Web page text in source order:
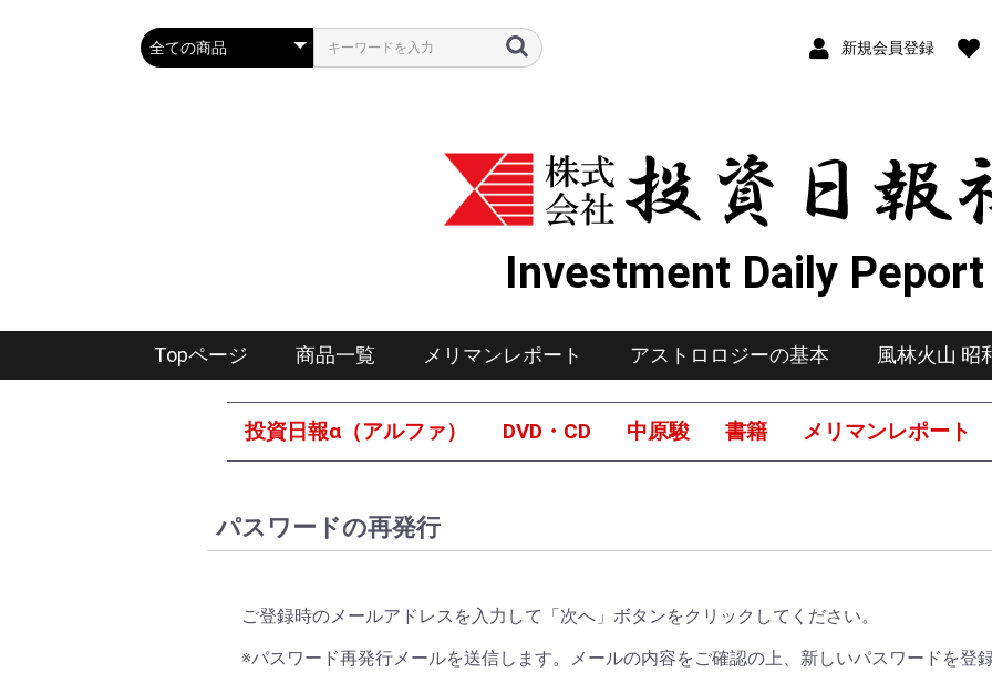
新規会員登録
Investment Daily Peport
Topページ 商品一覧 メリマンレポート アストロロジーの基本 風林火山 昭
投資日報α（アルファ） DVD・CD 中原駿 書籍 メリマンレポート
パスワードの再発行
ご登録時のメールアドレスを入力して「次へ」ボタンをクリックしてください。
※パスワード再発行メールを送信します。メールの内容をご確認の上、新しいパスワードを登